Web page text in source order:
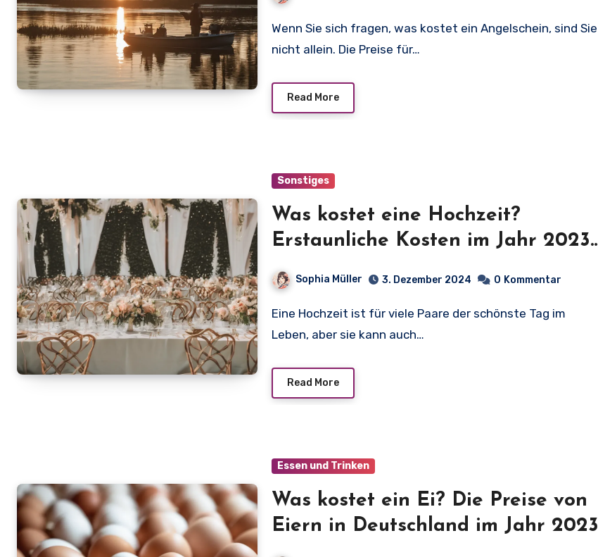
Wenn Sie sich fragen, was kostet ein Angelschein, sind Sie
nicht allein. Die Preise für…
Read More
Sonstiges
Was kostet eine Hochzeit?
Erstaunliche Kosten im Jahr 2023
enthüllt!
Sophia Müller 3. Dezember 2024 0 Kommentar
Eine Hochzeit ist für viele Paare der schönste Tag im
Leben, aber sie kann auch…
Read More
Essen und Trinken
Was kostet ein Ei? Die Preise von
Eiern in Deutschland im Jahr 2023